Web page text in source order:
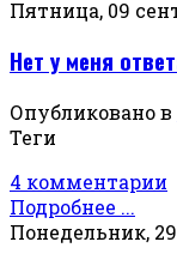
Пятница, 09
Нет у меня
Опубликовано в
Теги
4 комментарии
Подробнее ...
Понедельник, 29